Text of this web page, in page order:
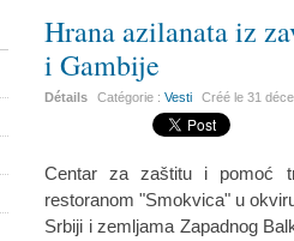
Hrana azilanata iz
i Gambije
Détails Catégorie :Vesti Créé le31
Centar za zaštitu i pomoć
restoranom "Smokvica" u
Srbiji i zemljama Zapadnog